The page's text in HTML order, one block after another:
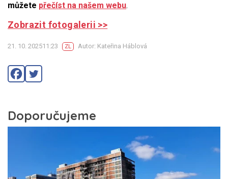
můžete přečíst na našem webu.
Zobrazit fotogalerii >>
21. 10. 202511:23 ZL Autor: Kateřina Háblová